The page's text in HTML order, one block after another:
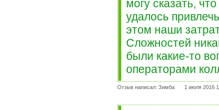
могу сказать,
удалось
этом наши
Сложностей
были какие-то
операторами
Отзыв написал: Зимба 1 июля 2016